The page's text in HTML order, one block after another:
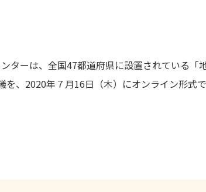
ターは、全国47都道府県に設置されている「
を、2020年７月16日（木）にオンライン形式